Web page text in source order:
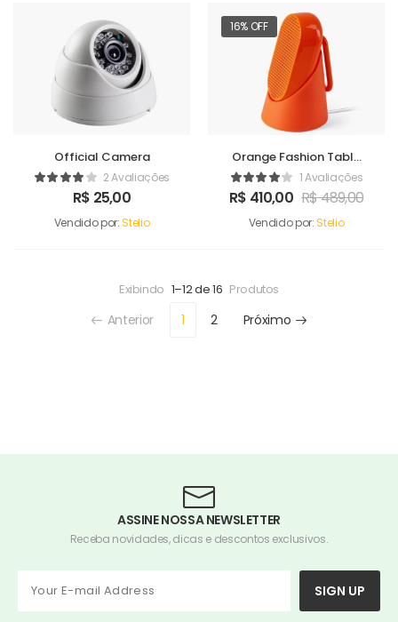
Official Camera
2 Avaliações
R$ 25,00
Vendido por:Stelio
16% OFF
Orange Fashion Table
Sound Maker
1 Avaliações
R$ 410,00 R$489,00
Vendido por:Stelio
Exibindo 1–12 de 16 Produtos
Anterior 1 2 Próximo
ASSINE NOSSA NEWSLETTER
Receba novidades, dicas e descontos exclusivos.
SIGN UP